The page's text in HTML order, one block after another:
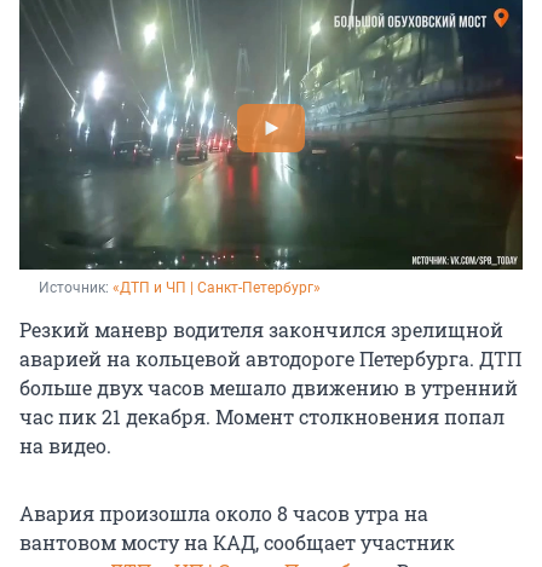
Источник: «ДТП и ЧП | Санкт-Петербург»
Резкий маневр водителя закончился зрелищной
аварией на кольцевой автодороге Петербурга. ДТП
больше двух часов мешало движению в утренний
час пик 21 декабря. Момент столкновения попал
на видео.
Авария произошла около 8 часов утра на
вантовом мосту на КАД, сообщает участник